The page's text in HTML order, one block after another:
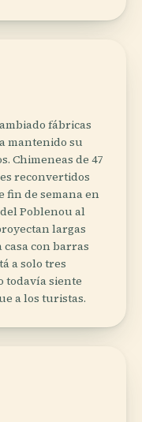
fábricas
mantenido su
Chimeneas de 47
reconvertidos
fin de semana en
Poblenou al
largas
con barras
a solo tres
todavía siente
a los turistas.